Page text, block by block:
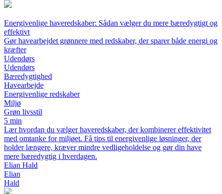
Energivenlige haveredskaber: Sådan vælger du mere bæredygtigt og
effektivt
Gør havearbejdet grønnere med redskaber, der sparer både energi og
kræfter
Udendørs
Udendørs
Bæredygtighed
Havearbejde
Energivenlige redskaber
Miljø
Grøn livsstil
5 min
Lær hvordan du vælger haveredskaber, der kombinerer effektivitet
med omtanke for miljøet. Få tips til energivenlige løsninger, der
holder længere, kræver mindre vedligeholdelse og gør din have
mere bæredygtig i hverdagen.
Elian Hald
Elian
Hald